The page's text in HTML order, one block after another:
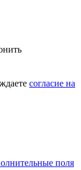
согласие на
поля